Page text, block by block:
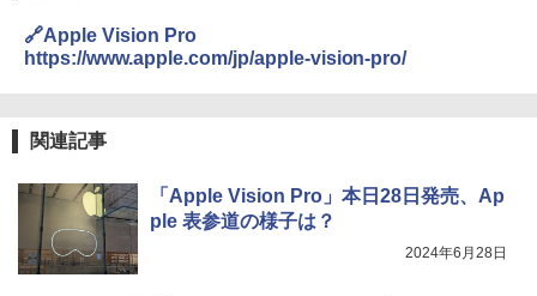
🔗Apple Vision Pro
https://www.apple.com/jp/apple-vision-pro/
関連記事
「Apple Vision Pro」本日28日発売、Ap
ple 表参道の様子は？
2024年6月28日